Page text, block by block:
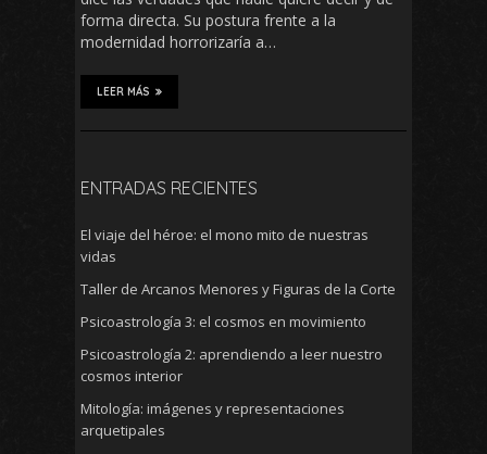
forma directa. Su postura frente a la
modernidad horrorizaría a…
LEER MÁS
ENTRADAS RECIENTES
El viaje del héroe: el mono mito de nuestras
vidas
Taller de Arcanos Menores y Figuras de la Corte
Psicoastrología 3: el cosmos en movimiento
Psicoastrología 2: aprendiendo a leer nuestro
cosmos interior
Mitología: imágenes y representaciones
arquetipales